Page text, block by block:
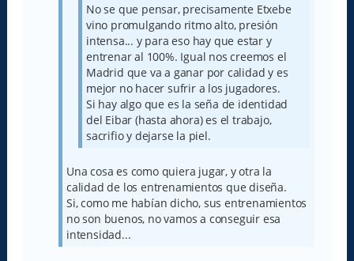
No se que pensar, precisamente Etxebe
vino promulgando ritmo alto, presión
intensa... y para eso hay que estar y
entrenar al 100%. Igual nos creemos el
Madrid que va a ganar por calidad y es
mejor no hacer sufrir a los jugadores.
Si hay algo que es la seña de identidad
del Eibar (hasta ahora) es el trabajo,
sacrifio y dejarse la piel.
Una cosa es como quiera jugar, y otra la
calidad de los entrenamientos que diseña.
Si, como me habían dicho, sus entrenamientos
no son buenos, no vamos a conseguir esa
intensidad...